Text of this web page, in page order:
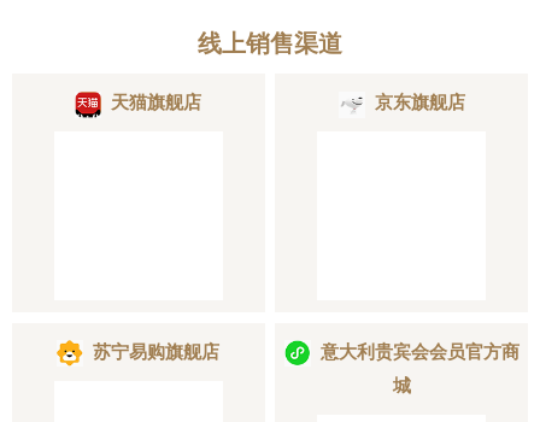
线上销售渠道
天猫旗舰店 京东旗舰店
苏宁易购旗舰店
意大利贵宾会会员官方商
城